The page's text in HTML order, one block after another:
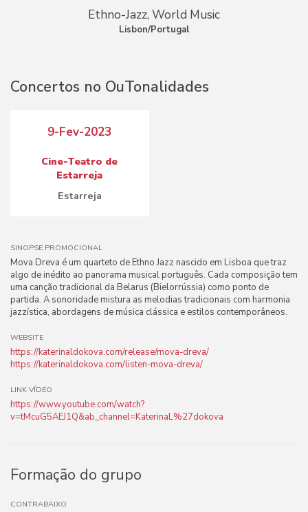
Ethno-Jazz, World Music
Lisbon/Portugal
Concertos no OuTonalidades
9-Fev-2023
Cine-Teatro de
Estarreja
Estarreja
SINOPSE PROMOCIONAL
Mova Dreva é um quarteto de Ethno Jazz nascido em Lisboa que traz
algo de inédito ao panorama musical português. Cada composição tem
uma canção tradicional da Belarus (Bielorrússia) como ponto de
partida. A sonoridade mistura as melodias tradicionais com harmonia
jazzística, abordagens de música clássica e estilos contemporâneos.
WEBSITE
https://katerinaldokova.com/release/mova-dreva/
https://katerinaldokova.com/listen-mova-dreva/
LINK VÍDEO
https://www.youtube.com/watch?
v=tMcuG5AEJ1Q&ab_channel=KaterinaL%27dokova
Formação do grupo
CONTRABAIXO